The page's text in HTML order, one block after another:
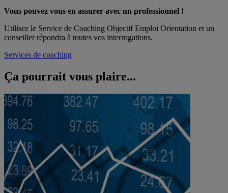
Vous pouvez vous en assurer avec un professionnel !
Utilisez le Service de Coaching Objectif Emploi Orientation et un
conseiller répondra à toutes vos interrogations.
Services de coaching
Ça pourrait vous plaire...